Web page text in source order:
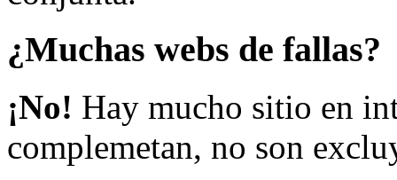
¿Muchas webs de fallas?
¡No! Hay mucho sitio en
complemetan, no son